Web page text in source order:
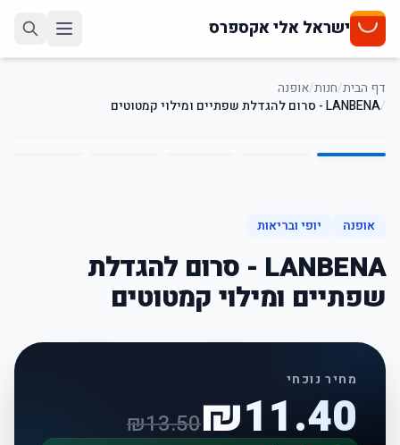
ישראל אלי אקספרס
דף הבית/חנות/אופנה
/LANBENA - סרום להגדלת שפתיים ומילוי קמטוטים 1
/
5
אופנה יופי ובריאות
LANBENA - סרום להגדלת
שפתיים ומילוי קמטוטים
מחיר נוכחי
₪11.40
₪13.50